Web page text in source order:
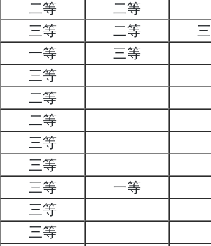
二等
二等
三等 二等
一等
三等
三等
二等
二等
三等
三等
三等
一等
三等
三等